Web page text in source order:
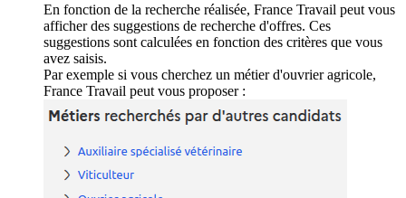
En fonction de la recherche réalisée, France Travail peut vous
afficher des suggestions de recherche d'offres. Ces
suggestions sont calculées en fonction des critères que vous
avez saisis.
Par exemple si vous cherchez un métier d'ouvrier agricole,
France Travail peut vous proposer :